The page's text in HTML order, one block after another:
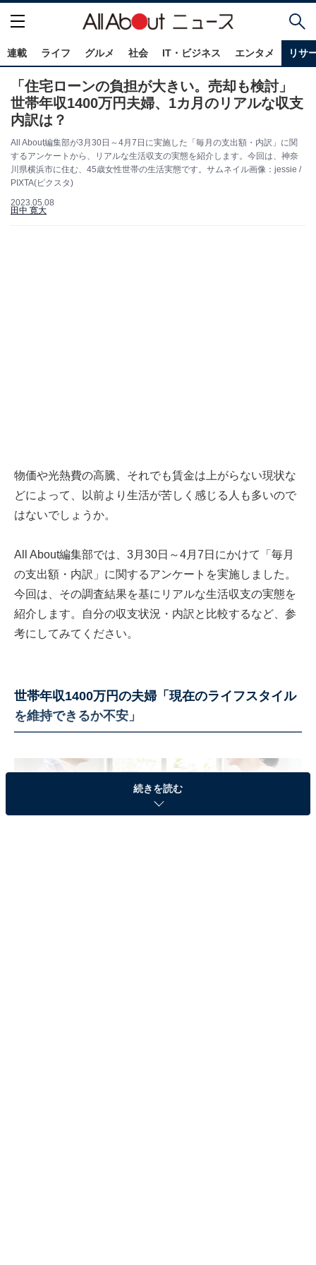
連載 ライフ グルメ 社会 IT・ビジネス エンタメ リサ
「住宅ローンの負担が大きい。売却も検討」
世帯年収1400万円夫婦、1カ月のリアルな収支
内訳は？
All About編集部が3月30日～4月7日に実施した「毎月の支出額・内訳」に関
するアンケートから、リアルな生活収支の実態を紹介します。今回は、神奈
川県横浜市に住む、45歳女性世帯の生活実態です。サムネイル画像：jessie /
PIXTA(ピクスタ)
2023.05.08
田中 寛大
物価や光熱費の高騰、それでも賃金は上がらない現状な
どによって、以前より生活が苦しく感じる人も多いので
はないでしょうか。
All About編集部では、3月30日～4月7日にかけて「毎月
の支出額・内訳」に関するアンケートを実施しました。
今回は、その調査結果を基にリアルな生活収支の実態を
紹介します。自分の収支状況・内訳と比較するなど、参
考にしてみてください。
世帯年収1400万円の夫婦「現在のライフスタイル
を維持できるか不安」
続きを読む